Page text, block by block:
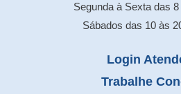
Segunda à Sexta das
Sábados das 10 às
Login
Trabalhe